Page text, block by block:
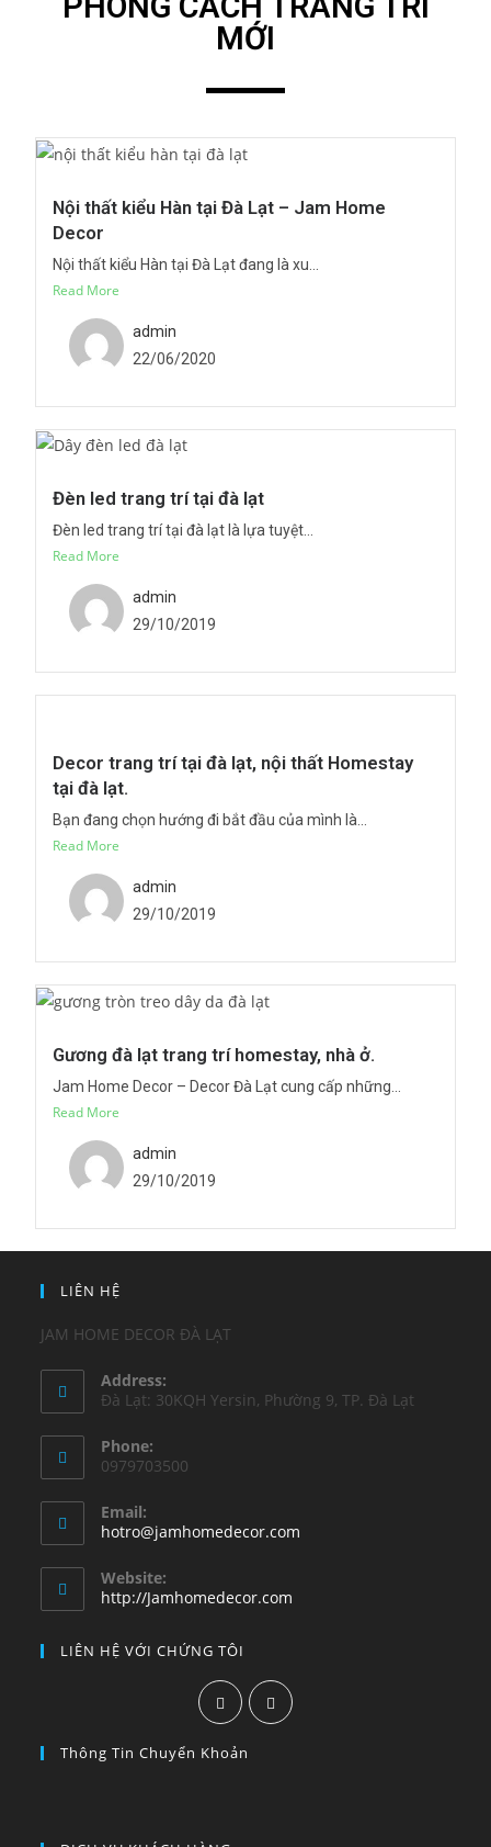
MỚI
Nội thất kiểu Hàn tại Đà Lạt – Jam Home
Decor
Nội thất kiểu Hàn tại Đà Lạt đang là xu...
Read More
admin
22/06/2020
Đèn led trang trí tại đà lạt
Đèn led trang trí tại đà lạt là lựa tuyệt...
Read More
admin
29/10/2019
Decor trang trí tại đà lạt, nội thất Homestay
tại đà lạt.
Bạn đang chọn hướng đi bắt đầu của mình là...
Read More
admin
29/10/2019
Gương đà lạt trang trí homestay, nhà ở.
Jam Home Decor – Decor Đà Lạt cung cấp những...
Read More
admin
29/10/2019
LIÊN HỆ
JAM HOME DECOR ĐÀ LẠT
Address:
Đà Lạt: 30KQH Yersin, Phường 9, TP. Đà Lạt
Phone:
0979703500
Email:
hotro@jamhomedecor.com
Website:
http://Jamhomedecor.com
LIÊN HỆ VỚI CHỨNG TÔI
Thông Tin Chuyển Khoản